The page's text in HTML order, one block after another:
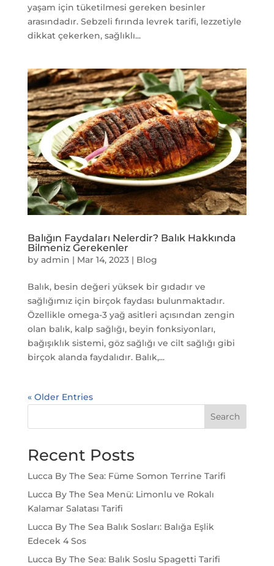
yaşam için tüketilmesi gereken besinler
arasındadır. Sebzeli fırında levrek tarifi, lezzetiyle
dikkat çekerken, sağlıklı...
Balığın Faydaları Nelerdir? Balık Hakkında
Bilmeniz Gerekenler
by admin | Mar 14, 2023| Blog
Balık, besin değeri yüksek bir gıdadır ve
sağlığımız için birçok faydası bulunmaktadır.
Özellikle omega-3 yağ asitleri açısından zengin
olan balık, kalp sağlığı, beyin fonksiyonları,
bağışıklık sistemi, göz sağlığı ve cilt sağlığı gibi
birçok alanda faydalıdır. Balık,...
« Older Entries
Search
Recent Posts
Lucca By The Sea: Füme Somon Terrine Tarifi
Lucca By The Sea Menü: Limonlu ve Rokalı
Kalamar Salatası Tarifi
Lucca By The Sea Balık Sosları: Balığa Eşlik
Edecek 4 Sos
Lucca By The Sea: Balık Soslu Spagetti Tarifi